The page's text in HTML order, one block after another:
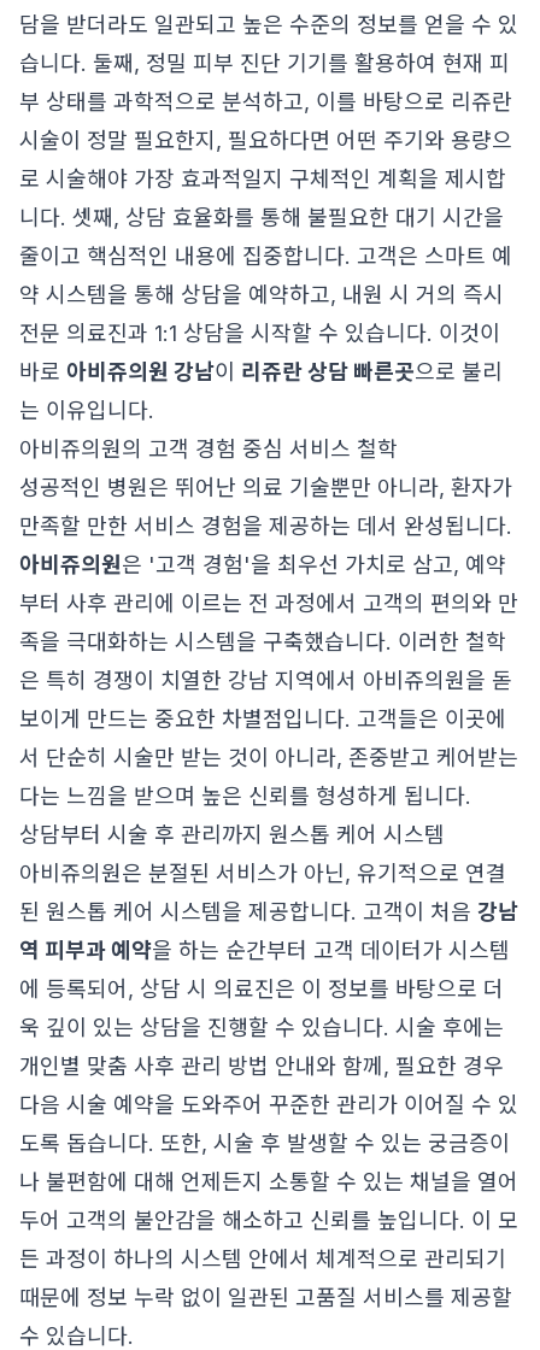
담을 받더라도 일관되고 높은 수준의 정보를 얻을 수 있
습니다. 둘째, 정밀 피부 진단 기기를 활용하여 현재 피
부 상태를 과학적으로 분석하고, 이를 바탕으로 리쥬란
시술이 정말 필요한지, 필요하다면 어떤 주기와 용량으
로 시술해야 가장 효과적일지 구체적인 계획을 제시합
니다. 셋째, 상담 효율화를 통해 불필요한 대기 시간을
줄이고 핵심적인 내용에 집중합니다. 고객은 스마트 예
약 시스템을 통해 상담을 예약하고, 내원 시 거의 즉시
전문 의료진과 1:1 상담을 시작할 수 있습니다. 이것이
바로 아비쥬의원 강남이 리쥬란 상담 빠른곳으로 불리
는 이유입니다.
아비쥬의원의 고객 경험 중심 서비스 철학
성공적인 병원은 뛰어난 의료 기술뿐만 아니라, 환자가
만족할 만한 서비스 경험을 제공하는 데서 완성됩니다.
아비쥬의원은 '고객 경험'을 최우선 가치로 삼고, 예약
부터 사후 관리에 이르는 전 과정에서 고객의 편의와 만
족을 극대화하는 시스템을 구축했습니다. 이러한 철학
은 특히 경쟁이 치열한 강남 지역에서 아비쥬의원을 돋
보이게 만드는 중요한 차별점입니다. 고객들은 이곳에
서 단순히 시술만 받는 것이 아니라, 존중받고 케어받는
다는 느낌을 받으며 높은 신뢰를 형성하게 됩니다.
상담부터 시술 후 관리까지 원스톱 케어 시스템
아비쥬의원은 분절된 서비스가 아닌, 유기적으로 연결
된 원스톱 케어 시스템을 제공합니다. 고객이 처음 강남
역 피부과 예약을 하는 순간부터 고객 데이터가 시스템
에 등록되어, 상담 시 의료진은 이 정보를 바탕으로 더
욱 깊이 있는 상담을 진행할 수 있습니다. 시술 후에는
개인별 맞춤 사후 관리 방법 안내와 함께, 필요한 경우
다음 시술 예약을 도와주어 꾸준한 관리가 이어질 수 있
도록 돕습니다. 또한, 시술 후 발생할 수 있는 궁금증이
나 불편함에 대해 언제든지 소통할 수 있는 채널을 열어
두어 고객의 불안감을 해소하고 신뢰를 높입니다. 이 모
든 과정이 하나의 시스템 안에서 체계적으로 관리되기
때문에 정보 누락 없이 일관된 고품질 서비스를 제공할
수 있습니다.